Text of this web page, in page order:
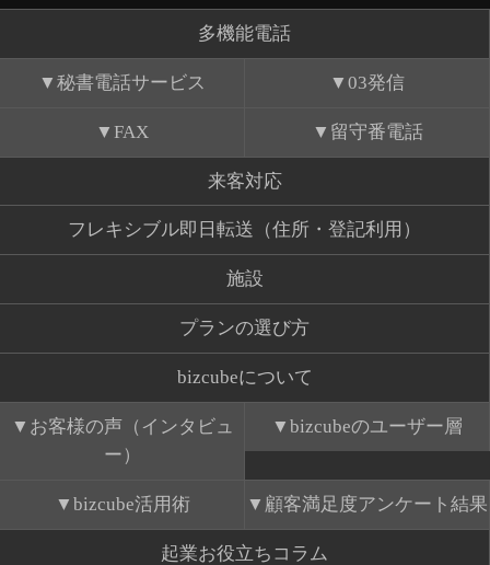
多機能電話
秘書電話サービス 03発信
FAX 留守番電話
来客対応
フレキシブル即日転送（住所・登記利用）
施設
プランの選び方
bizcubeについて
お客様の声（インタビュ
ー）
bizcubeのユーザー層
bizcube活用術 顧客満足度アンケート結果
起業お役立ちコラム